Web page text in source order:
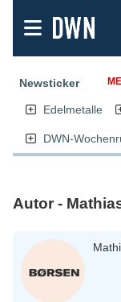
Newsticker
Edelmetalle
DWN-
Autor -